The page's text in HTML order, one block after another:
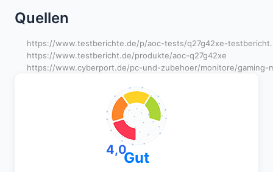
Quellen
https://www.testberichte.de/p/aoc-tests/q27g42xe-
https://www.testbericht.de/produkte/aoc-q27g42xe
https://www.cyberport.de/pc-und-zubehoer/monitore/
4,0Gut